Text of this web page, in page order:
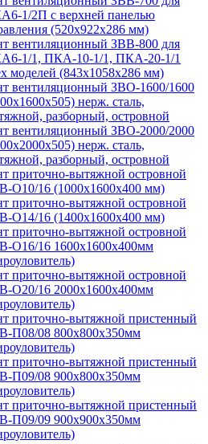
1/2П с верхней панелью
(520х922х286 мм)
вентиляционный ЗВВ-800 для
1/1, ПКА-10-1/1, ПКА-20-1/1
моделей (843х1058х286 мм)
вентиляционный ЗВО-1600/1600
нерж. сталь,
разборный, островной
вентиляционный ЗВО-2000/2000
нерж. сталь,
разборный, островной
приточно-вытяжной островной
О10/16 (1000х1600х400 мм)
приточно-вытяжной островной
О14/16 (1400х1600х400 мм)
приточно-вытяжной островной
О16/16 1600х1600х400мм
приточно-вытяжной островной
О20/16 2000х1600х400мм
приточно-вытяжной пристенный
П08/08 800х800х350мм
приточно-вытяжной пристенный
П09/08 900х800х350мм
приточно-вытяжной пристенный
П09/09 900х900х350мм